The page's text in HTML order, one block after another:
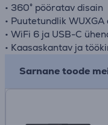
• 360° pööratav disain
• Puutetundlik WUXGA
• WiFi 6 ja USB-C
• Kaasaskantav ja
Sarnane toode